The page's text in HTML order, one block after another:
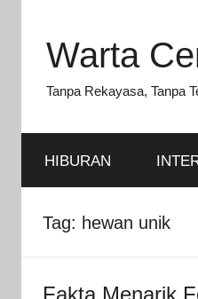
content
Warta
Tanpa Rekayasa, Tanpa
HIBURAN
Tag: hewan unik
Fakta Menarik